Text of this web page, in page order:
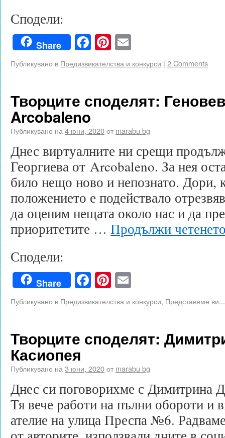
Сподели:
Share Facebook
Pinterest
Публикувано в Предизвикателства и конкурси | 2 Comments
Творците споделят:
Arcobaleno
Публикувано на 4 юни, 2020от marabu bg
Днес виртуалните ни срещи
Георгиева от Arcobaleno. За нея
било нещо ново и непознато. Дори,
положението е подействало
да оценим нещата около нас и да
приоритетите … Продължи
Сподели:
Share Facebook
Pinterest
Публикувано в Предизвикателства и конкурси, Представяме ви...
Творците споделят:
Касиопея
Публикувано на 3 юни, 2020от marabu bg
Днес си поговорихме с Димитрина
Тя вече работи на пълни обороти и
ателие на улица Преспа №6.